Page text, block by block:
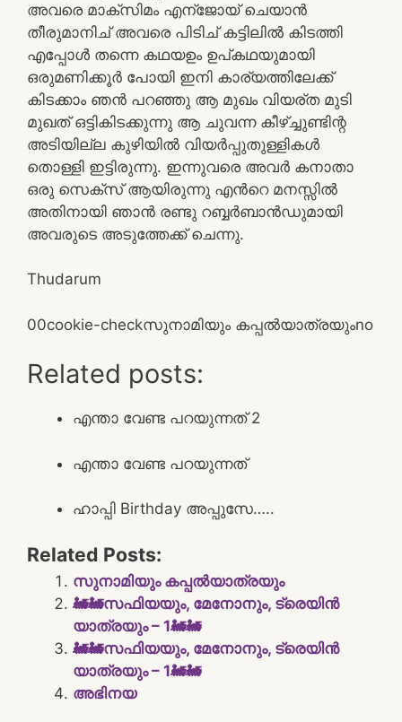
അവരെ മാക്സിമം എന്ജോയ് ചെയാൻ
തീരുമാനിച് അവരെ പിടിച് കട്ടിലിൽ കിടത്തി
എപ്പോൾ തന്നെ കഥയഉം ഉപ്കഥയുമായി
ഒരുമണിക്കൂർ പോയി ഇനി കാര്യത്തിലേക്ക്
കിടക്കാം ഞൻ പറഞ്ഞു ആ മുഖം വിയര്ത മുടി
മുഖത് ഒട്ടികിടക്കുന്നു ആ ചുവന്ന കീഴ്ച്ചുണ്ടിന്റ
അടിയില്ല കുഴിയിൽ വിയർപ്പുതുള്ളികൾ
തൊള്ളി ഇട്ടിരുന്നു. ഇന്നുവരെ അവർ കനാതാ
ഒരു സെക്സ് ആയിരുന്നു എന്‍റെ മനസ്സിൽ
അതിനായി ഞാൻ രണ്ടു റബ്ബർബാൻഡുമായി
അവരുടെ അടുത്തേക്ക് ചെന്നു.
Thudarum
00cookie-checkസുനാമിയും കപ്പൽയാത്രയുംno
Related posts:
എന്താ വേണ്ട പറയുന്നത് 2
എന്താ വേണ്ട പറയുന്നത്
ഹാപ്പി Birthday അപ്പുസേ…..
Related Posts:
സുനാമിയും കപ്പൽയാത്രയും
🚂🚂സഫിയയും, മേനോനും, ട്രെയിൻ
യാത്രയും – 1🚂🚂
🚂🚂സഫിയയും, മേനോനും, ട്രെയിൻ
യാത്രയും – 1🚂🚂
അഭിനയ